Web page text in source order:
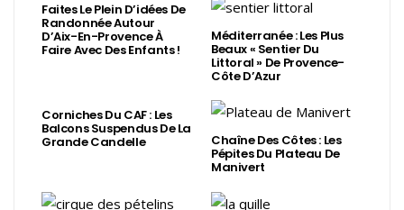
Faites Le Plein D’idées De
Randonnée Autour
D’Aix-En-Provence À
Faire Avec Des Enfants !
Méditerranée : Les Plus
Beaux « Sentier Du
Littoral » De Provence-
Côte D’Azur
Corniches Du CAF : Les
Balcons Suspendus De La
Grande Candelle Chaîne Des Côtes : Les
Pépites Du Plateau De
Manivert